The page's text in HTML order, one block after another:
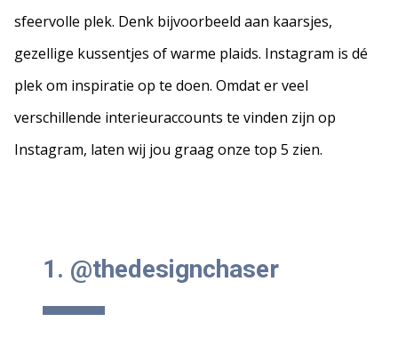
sfeervolle plek. Denk bijvoorbeeld aan kaarsjes,
gezellige kussentjes of warme plaids. Instagram is dé
plek om inspiratie op te doen. Omdat er veel
verschillende interieuraccounts te vinden zijn op
Instagram, laten wij jou graag onze top 5 zien.
1. @thedesignchaser